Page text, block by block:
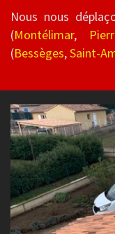
Nous nous
(Montélimar,
(Bessèges,Saint-